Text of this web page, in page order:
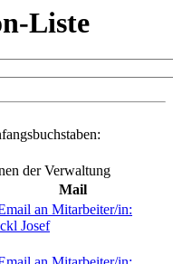
Liste
der Verwaltung
Mail